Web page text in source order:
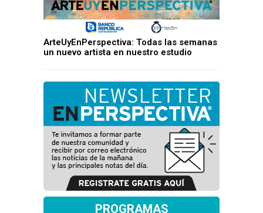
ArteUyEnPerspectiva: Todas las semanas
un nuevo artista en nuestro estudio
PROGRAMAS